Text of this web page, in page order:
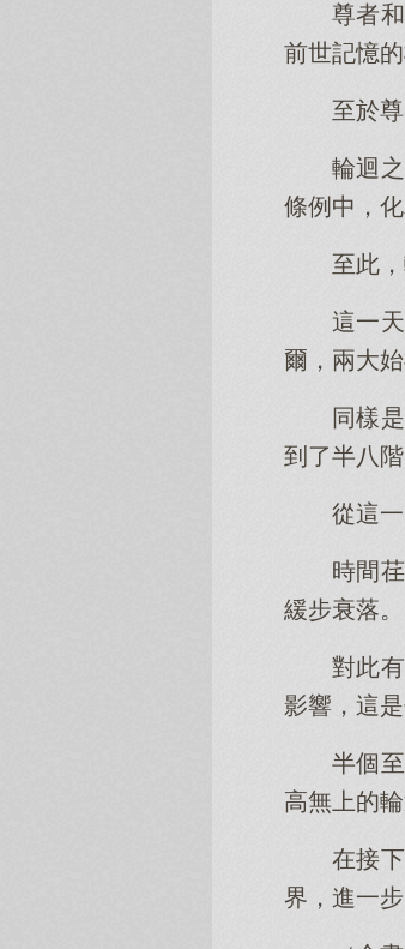
尊者
前世記憶
至於
輪迴
條例中，
至此
這一
爾，兩大
同樣
到了半八
從這
時間
緩步衰落。
對此
影響，這
半個
高無上的輪
在接
界，進一